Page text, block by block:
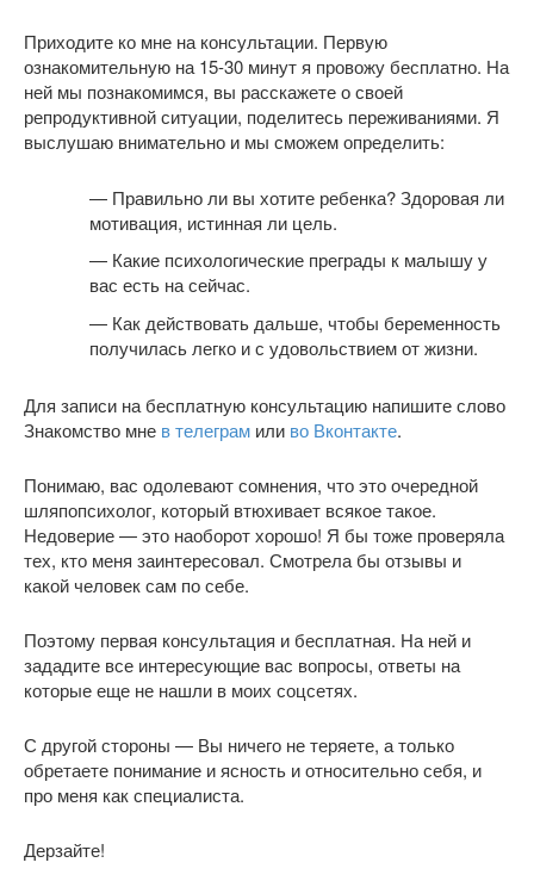
Приходите ко мне на консультации. Первую
ознакомительную на 15-30 минут я провожу бесплатно. На
ней мы познакомимся, вы расскажете о своей
репродуктивной ситуации, поделитесь переживаниями. Я
выслушаю внимательно и мы сможем определить:
— Правильно ли вы хотите ребенка? Здоровая ли
мотивация, истинная ли цель.
— Какие психологические преграды к малышу у
вас есть на сейчас.
— Как действовать дальше, чтобы беременность
получилась легко и с удовольствием от жизни.
Для записи на бесплатную консультацию напишите слово
Знакомство мне в телеграм или во Вконтакте.
Понимаю, вас одолевают сомнения, что это очередной
шляпопсихолог, который втюхивает всякое такое.
Недоверие — это наоборот хорошо! Я бы тоже проверяла
тех, кто меня заинтересовал. Смотрела бы отзывы и
какой человек сам по себе.
Поэтому первая консультация и бесплатная. На ней и
зададите все интересующие вас вопросы, ответы на
которые еще не нашли в моих соцсетях.
С другой стороны — Вы ничего не теряете, а только
обретаете понимание и ясность и относительно себя, и
про меня как специалиста.
Дерзайте!